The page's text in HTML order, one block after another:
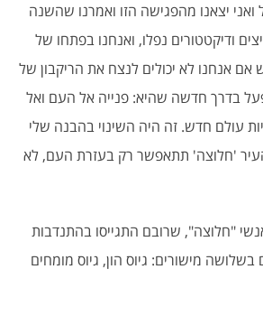
יצאנו מהפגישה הזו ואמרנו שהשנה
עריצים ודיקטטורים נפלו, ואנחנו בפתחו של
אנחנו לא יכולים לנצח את הריקבון של
בדרך חדשה שהיא: פנייה אל העם ואל
עולם חדש. זה היה השינוי בהבנה שלי
'חלוצה' תתאפשר רק בעזרת העם, לא
"חלוצה", שרובם התגייסו בהתנדבות
בשלושה מישורים: גיוס הון, גיוס מומחים